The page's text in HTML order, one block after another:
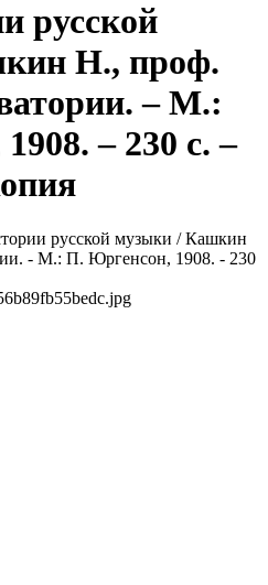
русской
Н., проф.
– М.:
– 230 с. –
русской музыки / Кашкин
- М.: П. Юргенсон, 1908. - 230